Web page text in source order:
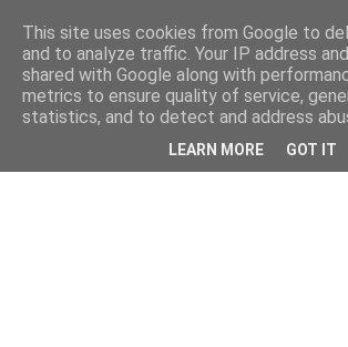
This site uses cookies from Google to
and to analyze traffic. Your IP address
shared with Google along with
metrics to ensure quality of service,
statistics, and to detect and address
LEARN MORE GOT IT